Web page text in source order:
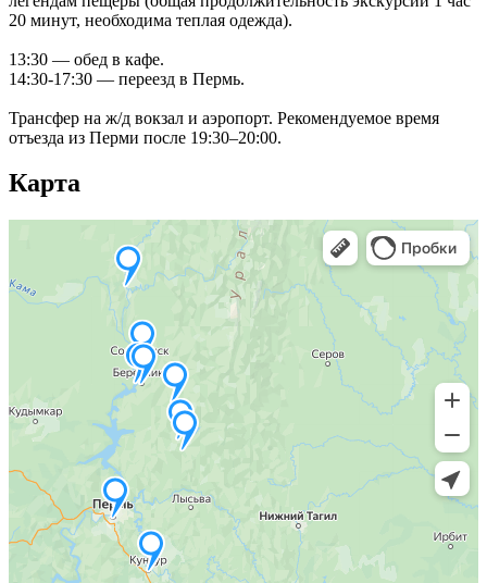
20 минут, необходима теплая одежда).
13:30 — обед в кафе.
14:30-17:30 — переезд в Пермь.
Трансфер на ж/д вокзал и аэропорт. Рекомендуемое время
отъезда из Перми после 19:30–20:00.
Карта